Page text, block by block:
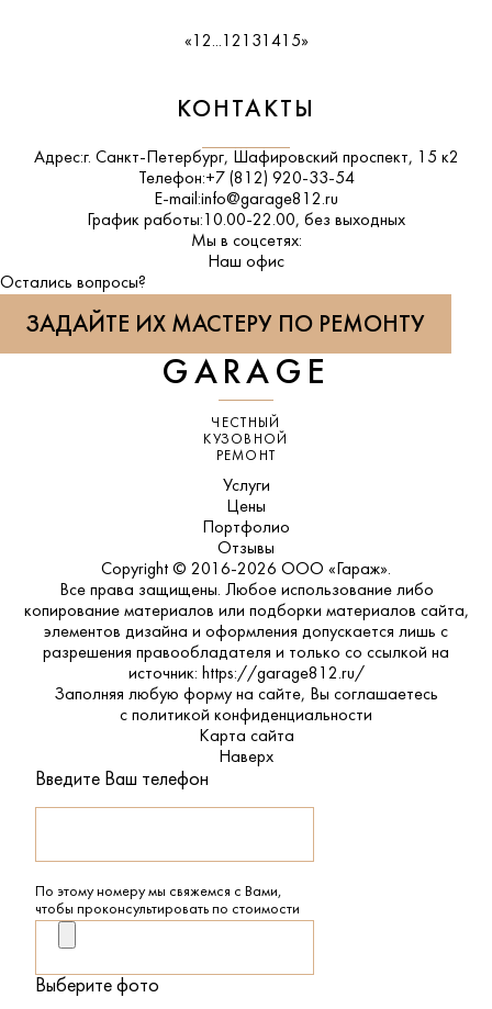
« 2... 12 13 1415»
КОНТАКТЫ
Адрес:г. Санкт-Петербург, Шафировский проспект, 15 к2
Телефон:+7 (812) 920-33-54
E-mail:info@garage812.ru
График работы: 10.00-22.00, без выходных
Мы в соцсетях:
ВКонтакте
Наш офис
Остались вопросы?
ЗАДАЙТЕ ИХ МАСТЕРУ ПО РЕМОНТУ
GARAGE
ЧЕСТНЫЙ
КУЗОВНОЙ
РЕМОНТ
Услуги
Цены
Портфолио
Отзывы
Copyright © 2016-2026 ООО «Гараж».
Все права защищены. Любое использование либо
копирование материалов или подборки материалов сайта,
элементов дизайна и оформления допускается лишь с
разрешения правообладателя и только со ссылкой на
источник: https://garage812.ru/
Заполняя любую форму на сайте, Вы соглашаетесь
с политикой конфиденциальности
Карта сайта
Наверх
Введите Ваш телефон
По этому номеру мы свяжемся с Вами,
чтобы проконсультировать по стоимости
Выберите фото